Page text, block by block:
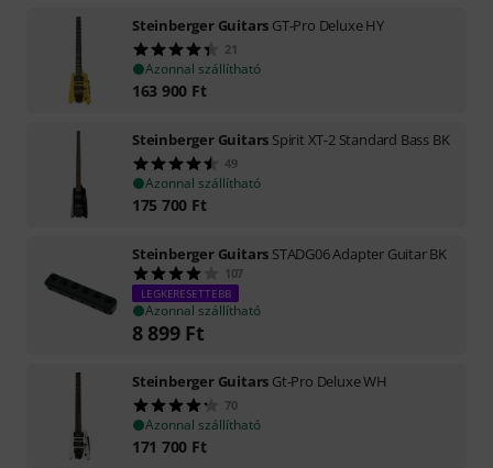
Steinberger Guitars GT-Pro Deluxe HY
21
Azonnal szállítható
163 900 Ft
Steinberger Guitars Spirit XT-2 Standard Bass BK
49
Azonnal szállítható
175 700 Ft
Steinberger Guitars STADG06 Adapter Guitar BK
107
LEGKERESETTEBB
Azonnal szállítható
8 899 Ft
Steinberger Guitars Gt-Pro Deluxe WH
70
Azonnal szállítható
171 700 Ft